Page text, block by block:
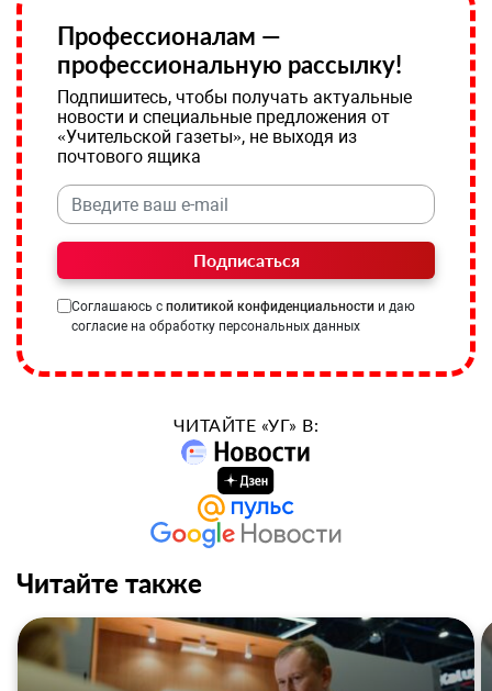
Профессионалам —
профессиональную рассылку!
Подпишитесь, чтобы получать актуальные
новости и специальные предложения от
«Учительской газеты», не выходя из
почтового ящика
Подписаться
Соглашаюсь с политикой конфиденциальности и даю
согласие на обработку персональных данных
ЧИТАЙТЕ «УГ» В:
Читайте также